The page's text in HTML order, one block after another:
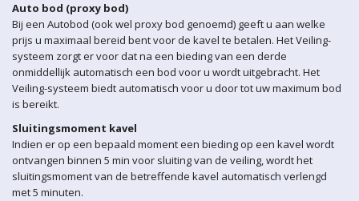
Auto bod (proxy bod)
Bij een Autobod (ook wel proxy bod genoemd) geeft u aan welke
prijs u maximaal bereid bent voor de kavel te betalen. Het Veiling-
systeem zorgt er voor dat na een bieding van een derde
onmiddellijk automatisch een bod voor u wordt uitgebracht. Het
Veiling-systeem biedt automatisch voor u door tot uw maximum bod
is bereikt.
Sluitingsmoment kavel
Indien er op een bepaald moment een bieding op een kavel wordt
ontvangen binnen 5 min voor sluiting van de veiling, wordt het
sluitingsmoment van de betreffende kavel automatisch verlengd
met 5 minuten.